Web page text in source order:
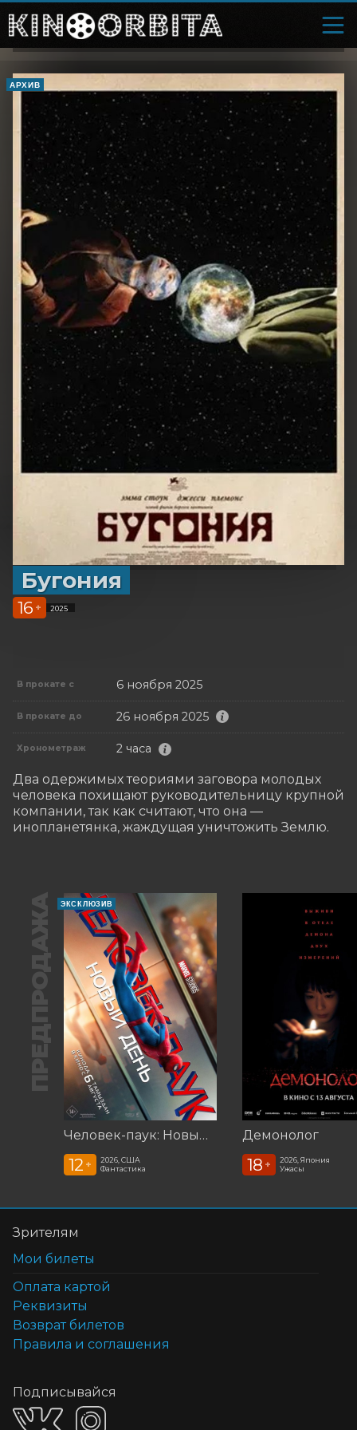
АРХИВ
Бугония
16 + 2025
В прокате с 6 ноября 2025
В прокате до 26 ноября 2025
Хронометраж 2 часа
Два одержимых теориями заговора молодых
человека похищают руководительницу крупной
компании, так как считают, что она —
инопланетянка, жаждущая уничтожить Землю.
ПРЕДПРОДАЖА ЭКСКЛЮЗИВ
Человек-паук: Новый день (2026)
12 +
2026, США
Фантастика
Демонолог
18 +
2026, Япония
Ужасы
Зрителям
Мои билеты
Оплата картой
Реквизиты
Возврат билетов
Правила и соглашения
Подписывайся